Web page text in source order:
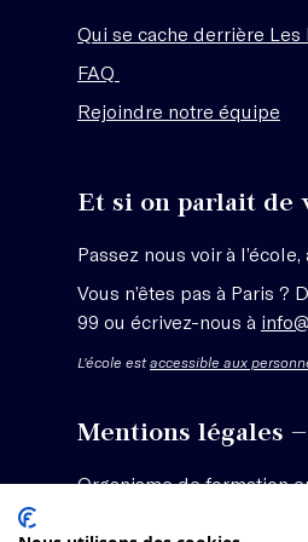
Qui se cache derrière Les
FAQ
Rejoindre notre équipe
Et si on parlait de
Passez nous voir à l’école,
Vous n’êtes pas à Paris
99 ou écrivez-nous à
L'école estaccessible aux
Mentions légales
Organisme de formation